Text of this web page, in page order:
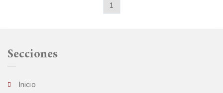
1
Secciones
Inicio